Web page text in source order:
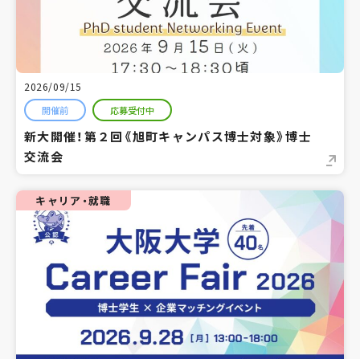
2026/09/15
開催前 応募受付中
新大開催！第２回《旭町キャンパス博士対象》博士
交流会
キャリア・就職